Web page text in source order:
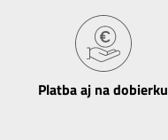
Platba aj na dobierku